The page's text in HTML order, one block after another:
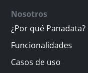
Nosotros
¿Por qué Panadata?
Funcionalidades
Casos de uso